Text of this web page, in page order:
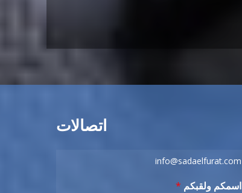
اتصالات
info@sadaelfurat.com
اسمكم ولقبكم *